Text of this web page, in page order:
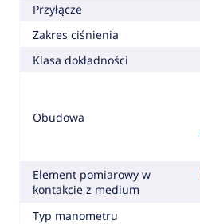
Przyłącze
Zakres ciśnienia
Klasa dokładności
Obudowa
Element pomiarowy w
kontakcie z medium
Typ manometru